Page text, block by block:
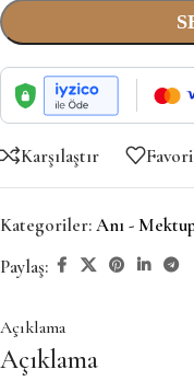
Karşılaştır
Kategoriler:Anı -
Paylaş:
Açıklama
Açıklama